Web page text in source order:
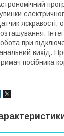
яскравості,
при
вихід.
посібника